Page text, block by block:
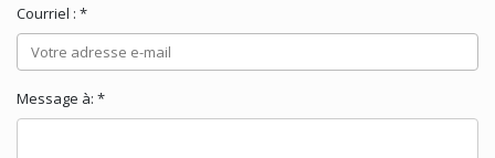
Courriel : *
Message à: *